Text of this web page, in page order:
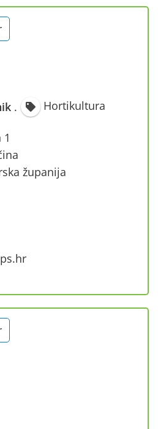
· Hortikultura
1
županija